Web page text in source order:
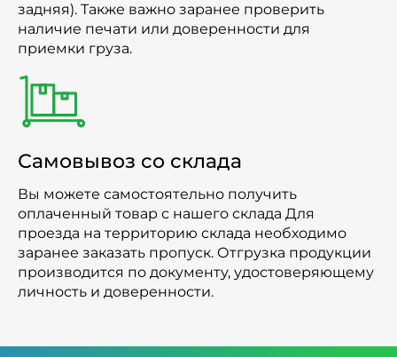
задняя). Также важно заранее проверить
наличие печати или доверенности для
приемки груза.
Самовывоз со склада
Вы можете самостоятельно получить
оплаченный товар с нашего склада Для
проезда на территорию склада необходимо
заранее заказать пропуск. Отгрузка продукции
производится по документу, удостоверяющему
личность и доверенности.